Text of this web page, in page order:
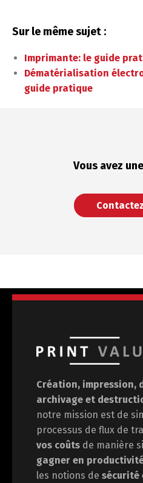
Sur le même sujet :
Imprimante: le guide
Dématérialisation
guide pratique
Vous avez une
Création, impression,
archivage et
notre mission est de
processus de flux de
vos coûts de manière
gagner en
les notions de sécurité